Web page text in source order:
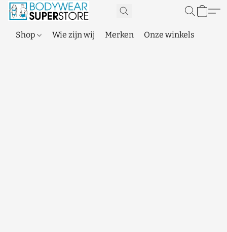
Shop Wie zijn wij Merken Onze winkels